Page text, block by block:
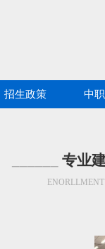
招生政策 中
专业